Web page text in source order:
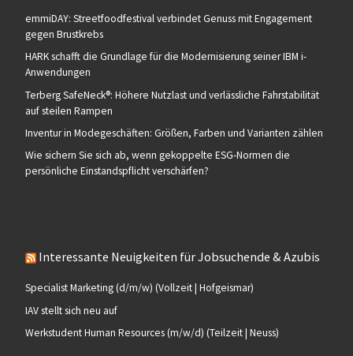
emmiDAY: Streetfoodfestival verbindet Genuss mit Engagement
gegen Brustkrebs
HARK schafft die Grundlage für die Modernisierung seiner IBM i-
Anwendungen
Terberg SafeNeck®: Höhere Nutzlast und verlässliche Fahrstabilität
auf steilen Rampen
Inventur in Modegeschäften: Größen, Farben und Varianten zählen
Wie sichern Sie sich ab, wenn gekoppelte ESG-Normen die
persönliche Einstandspflicht verschärfen?
Interessante Neuigkeiten für Jobsuchende & Azubis
Specialist Marketing (d/m/w) (Vollzeit | Hofgeismar)
IAV stellt sich neu auf
Werkstudent Human Resources (m/w/d) (Teilzeit | Neuss)